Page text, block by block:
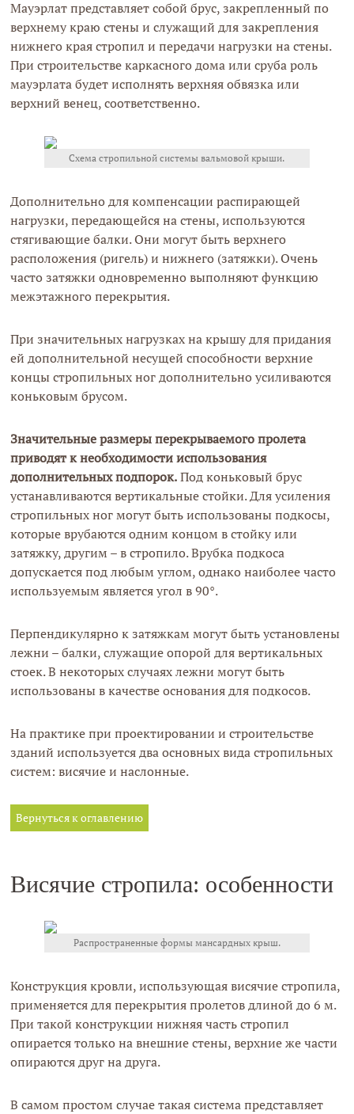
Мауэрлат представляет собой брус, закрепленный по
верхнему краю стены и служащий для закрепления
нижнего края стропил и передачи нагрузки на стены.
При строительстве каркасного дома или сруба роль
мауэрлата будет исполнять верхняя обвязка или
верхний венец, соответственно.
Схема стропильной системы вальмовой крыши.
Дополнительно для компенсации распирающей
нагрузки, передающейся на стены, используются
стягивающие балки. Они могут быть верхнего
расположения (ригель) и нижнего (затяжки). Очень
часто затяжки одновременно выполняют функцию
межэтажного перекрытия.
При значительных нагрузках на крышу для придания
ей дополнительной несущей способности верхние
концы стропильных ног дополнительно усиливаются
коньковым брусом.
Значительные размеры перекрываемого пролета
приводят к необходимости использования
дополнительных подпорок.Под коньковый брус
устанавливаются вертикальные стойки. Для усиления
стропильных ног могут быть использованы подкосы,
которые врубаются одним концом в стойку или
затяжку, другим – в стропило. Врубка подкоса
допускается под любым углом, однако наиболее часто
используемым является угол в 90°.
Перпендикулярно к затяжкам могут быть установлены
лежни – балки, служащие опорой для вертикальных
стоек. В некоторых случаях лежни могут быть
использованы в качестве основания для подкосов.
На практике при проектировании и строительстве
зданий используется два основных вида стропильных
систем: висячие и наслонные.
Вернуться к оглавлению
Висячие стропила: особенности
Распространенные формы мансардных крыш.
Конструкция кровли, использующая висячие стропила,
применяется для перекрытия пролетов длиной до 6 м.
При такой конструкции нижняя часть стропил
опирается только на внешние стены, верхние же части
опираются друг на друга.
В самом простом случае такая система представляет